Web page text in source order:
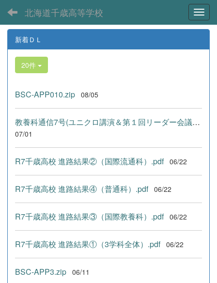
北海道千歳高等学校
新着ＤＬ
20件
BSC-APP010.zip 08/05
教養科通信7号(ユニクロ講演＆第１回リーダー会議) .pdf
07/01
R7千歳高校 進路結果②（国際流通科）.pdf 06/22
R7千歳高校 進路結果④（普通科）.pdf 06/22
R7千歳高校 進路結果③（国際教養科）.pdf 06/22
R7千歳高校 進路結果①（3学科全体）.pdf 06/22
BSC-APP3.zip 06/11